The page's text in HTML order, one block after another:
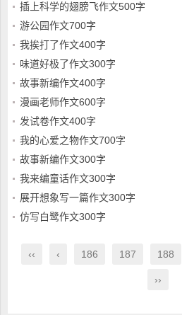
插上科学的翅膀飞作文500字
游公园作文700字
我挨打了作文400字
味道好极了作文300字
故事新编作文400字
漫画老师作文600字
发试卷作文400字
我的心爱之物作文700字
故事新编作文300字
我来编童话作文300字
展开想象写一篇作文300字
仿写白鹭作文300字
‹‹ ‹ 186 187 188
››